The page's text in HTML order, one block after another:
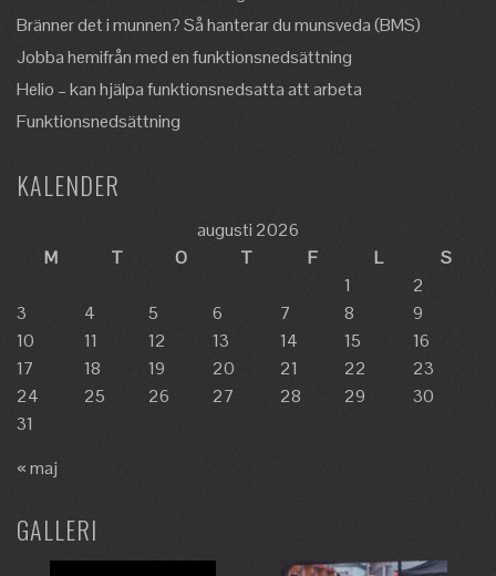
Bränner det i munnen? Så hanterar du munsveda (BMS)
Jobba hemifrån med en funktionsnedsättning
Helio – kan hjälpa funktionsnedsatta att arbeta
Funktionsnedsättning
KALENDER
augusti 2026
M
T O T F L
S
1
2
3
4 5 6 7 8
9
10
11 12 13 14 15
16
17
18 19 20 21 22
23
24
25 26 27 28 29
30
31
« maj
GALLERI